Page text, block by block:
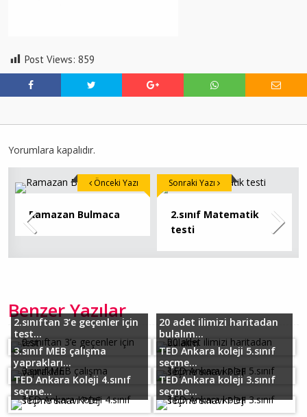
Post Views: 859
Yorumlara kapalıdır.
Ramazan Bulmaca
Önceki Yazı
2.sınıf Matematik
testi
Sonraki Yazı
Benzer Yazılar
2.sınıftan 3’e geçenler için
test...
20 adet ilimizi haritadan
bulalım...
3.sınıf MEB çalışma
yaprakları...
TED Ankara koleji 5.sınıf
seçme...
TED Ankara Koleji 4.sınıf
seçme...
TED Ankara koleji 3.sınıf
seçme...